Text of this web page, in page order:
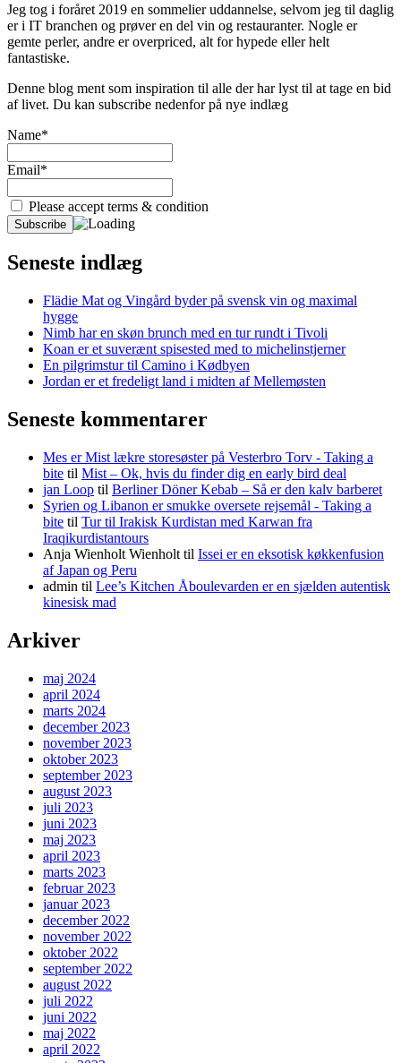
Jeg tog i foråret 2019 en sommelier uddannelse, selvom jeg til daglig
er i IT branchen og prøver en del vin og restauranter. Nogle er
gemte perler, andre er overpriced, alt for hypede eller helt
fantastiske.
Denne blog ment som inspiration til alle der har lyst til at tage en bid
af livet. Du kan subscribe nedenfor på nye indlæg
Name*
Email*
Please accept terms & condition
Seneste indlæg
Flädie Mat og Vingård byder på svensk vin og maximal
hygge
Nimb har en skøn brunch med en tur rundt i Tivoli
Koan er et suverænt spisested med to michelinstjerner
En pilgrimstur til Camino i Kødbyen
Jordan er et fredeligt land i midten af Mellemøsten
Seneste kommentarer
Mes er Mist lækre storesøster på Vesterbro Torv - Taking a
bite til Mist – Ok, hvis du finder dig en early bird deal
jan Loop til Berliner Döner Kebab – Så er den kalv barberet
Syrien og Libanon er smukke oversete rejsemål - Taking a
bite til Tur til Irakisk Kurdistan med Karwan fra
Iraqikurdistantours
Anja Wienholt Wienholt til Issei er en eksotisk køkkenfusion
af Japan og Peru
admin til Lee’s Kitchen Åboulevarden er en sjælden autentisk
kinesisk mad
Arkiver
maj 2024
april 2024
marts 2024
december 2023
november 2023
oktober 2023
september 2023
august 2023
juli 2023
juni 2023
maj 2023
april 2023
marts 2023
februar 2023
januar 2023
december 2022
november 2022
oktober 2022
september 2022
august 2022
juli 2022
juni 2022
maj 2022
april 2022